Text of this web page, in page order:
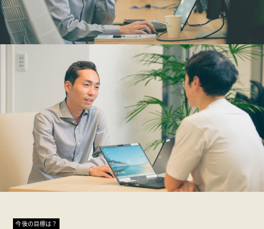
今後の目標は？